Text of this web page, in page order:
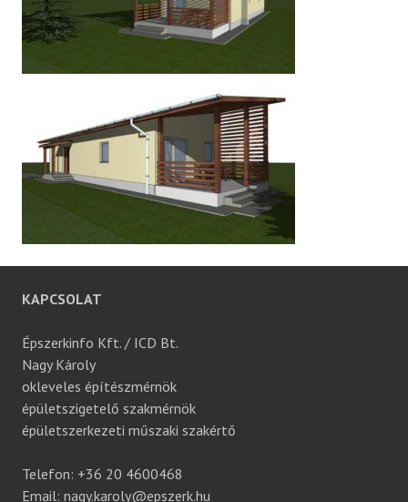
KAPCSOLAT
Épszerkinfo Kft. / ICD Bt.
Nagy Károly
okleveles építészmérnök
épületszigetelő szakmérnök
épületszerkezeti műszaki szakértő
Telefon: +36 20 4600468
Email: nagy.karoly@epszerk.hu